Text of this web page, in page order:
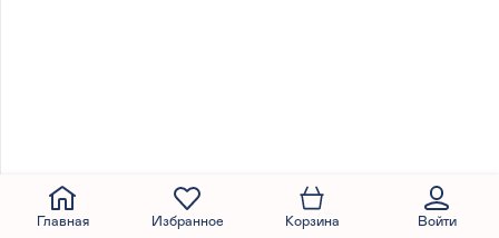
Главная Избранное Корзина Войти